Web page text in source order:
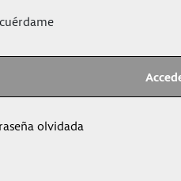
olvidada